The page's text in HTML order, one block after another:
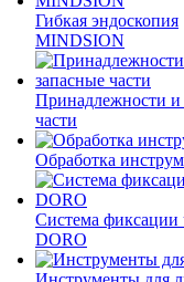
Гибкая эндоскопия
MINDSION
Принадлежности и
части
Обработка
Система фиксации
DORO